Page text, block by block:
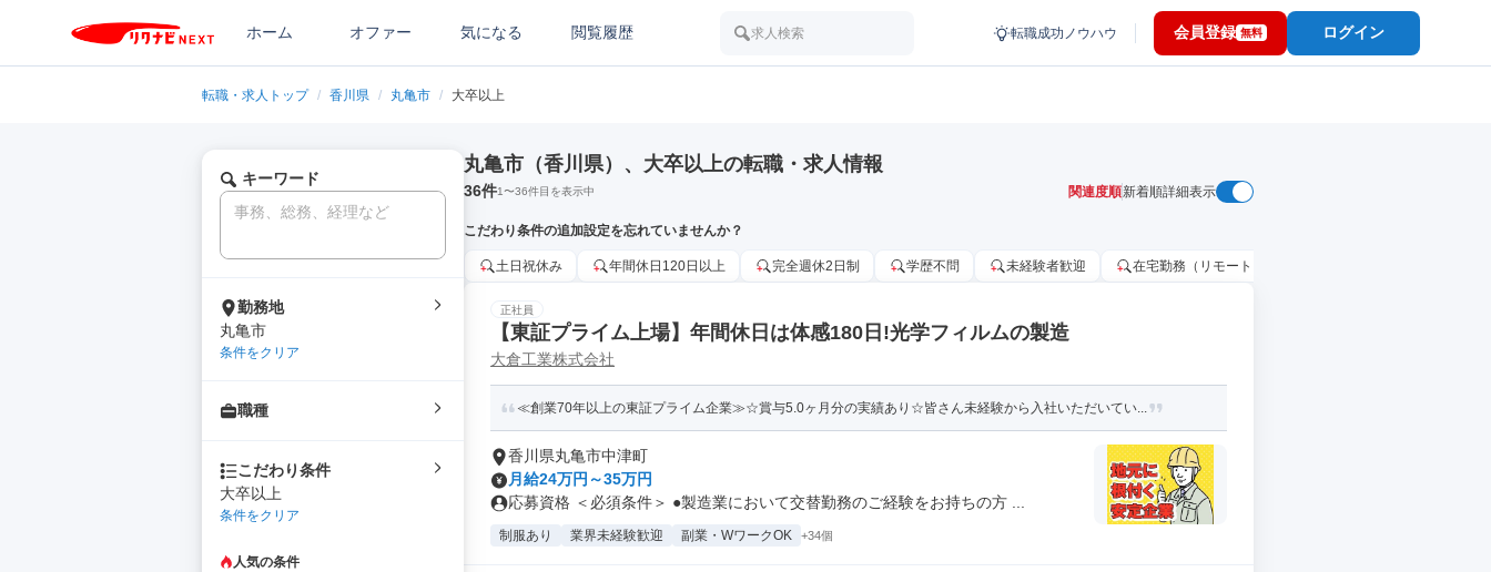
ホーム オファー 気になる 閲覧履歴 求人検索 転職成功ノウハウ 会員登録 無料 ログイン
転職・求人トップ / 香川県 / 丸亀市 / 大卒以上
キーワード
勤務地
丸亀市
条件をクリア
職種
こだわり条件
大卒以上
条件をクリア
人気の条件
丸亀市（香川県）、大卒以上の転職・求人情報
36件1〜36件目を表示中 関連度順新着順詳細表示
こだわり条件の追加設定を忘れていませんか？
土日祝休み 年間休日120日以上 完全週休2日制 学歴不問 未経験者歓迎 在宅勤務（リモートワーク）OK
正社員
【東証プライム上場】年間休日は体感180日!光学フィルムの製造
大倉工業株式会社
≪創業70年以上の東証プライム企業≫☆賞与5.0ヶ月分の実績あり☆皆さん未経験から入社いただいてい...
香川県丸亀市中津町
月給24万円～35万円
応募資格 ＜必須条件＞ ●製造業において交替勤務のご経験をお持ちの方 ...
制服あり 業界未経験歓迎 副業・WワークOK +34個